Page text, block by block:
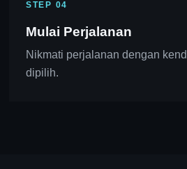
STEP 04
Mulai Perjalanan
Nikmati perjalanan dengan
dipilih.